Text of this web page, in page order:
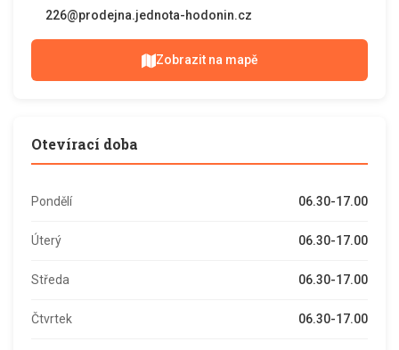
226@prodejna.jednota-hodonin.cz
Zobrazit na mapě
Otevírací doba
Pondělí 06.30-17.00
Úterý 06.30-17.00
Středa 06.30-17.00
Čtvrtek 06.30-17.00